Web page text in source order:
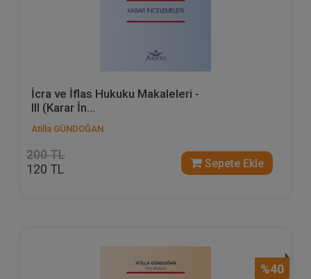
İcra ve İflas Hukuku Makaleleri -
III (Karar İn...
Atilla GÜNDOĞAN
200 TL
120 TL Sepete Ekle
%40